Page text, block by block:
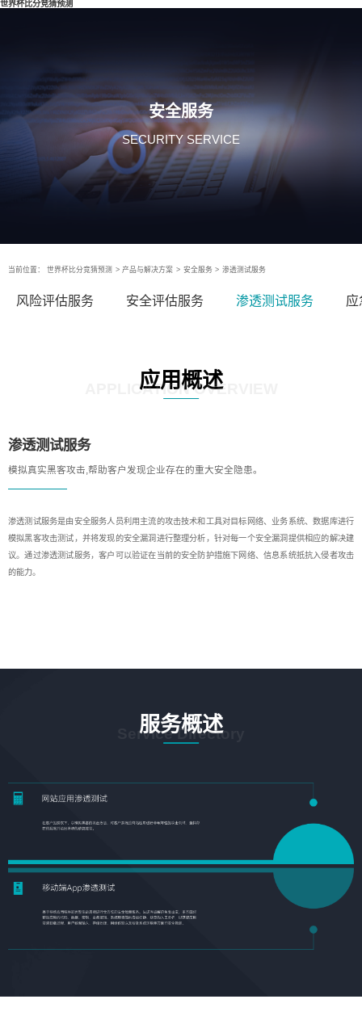
世界杯比分竞猜预测
安全服务
SECURITY SERVICE
当前位置： 世界杯比分竞猜预测 > 产品与解决方案 > 安全服务 > 渗透测试服务
风险评估服务 安全评估服务 渗透测试服务 应
应用概述
APPLICATION OVERVIEW
渗透测试服务
模拟真实黑客攻击,帮助客户发现企业存在的重大安全隐患。
渗透测试服务是由安全服务人员利用主流的攻击技术和工具对目标网络、业务系统、数据库进行
模拟黑客攻击测试，并将发现的安全漏洞进行整理分析，针对每一个安全漏洞提供相应的解决建
议。通过渗透测试服务，客户可以验证在当前的安全防护措施下网络、信息系统抵抗入侵者攻击
的能力。
服务概述
Service Directory